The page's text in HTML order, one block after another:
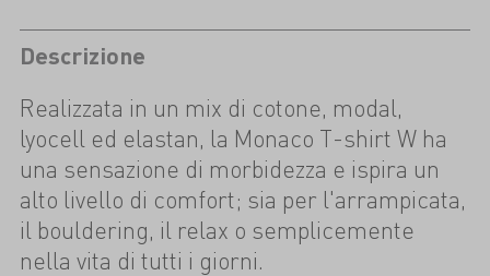
Descrizione
Realizzata in un mix di cotone, modal,
lyocell ed elastan, la Monaco T-shirt W ha
una sensazione di morbidezza e ispira un
alto livello di comfort; sia per l'arrampicata,
il bouldering, il relax o semplicemente
nella vita di tutti i giorni.